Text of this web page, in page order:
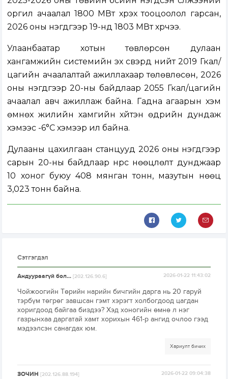
оргил ачаалал 1800 МВт хүрэх тооцоолол гарсан,
2026 оны нэгдүгээр 19-нд 1803 МВт хүрчээ.
Улаанбаатар хотын төвлөрсөн дулаан
хангамжийн системийн эх үүсвэрүүд нийт 2019 Гкал/
цагийн ачаалалтай ажиллахаар төлөвлөсөн, 2026
оны нэгдүгээр 20-ны байдлаар 2055 Гкал/цагийн
ачаалал авч ажиллаж байна. Гадна агаарын хэм
өмнөх жилийн хамгийн хүйтэн өдрийн дундаж
хэмээс -6°С хэмээр илүү байна.
Дулааны цахилгаан станцууд 2026 оны нэгдүгээр
сарын 20-ны байдлаар нүүрс нөөцлөлт дунджаар
10 хоног буюу 408 мянган тонн, мазутын нөөц
3,023 тонн байна.
Сэтгэгдэл
Андуураагүй бол...[202.126.90.6] 2026-01-22 11:43:02
Чойжоогийн Төрийн нарийн бичгийн дарга нь 20 гаруй
тэрбүм төгрөг завшсан гэмт хэрэгт холбогдоод цагдан
хоригдоод байгаа биздээ? Хэд хоногийн өмнө л нэг
газрынхаа даргатай хамт хорихын 461-р ангид очлоо гээд
мэдээлсэн санагдах юм.
Хариулт бичих
ЗОЧИН[202.126.88.194] 2026-01-22 09:04:38